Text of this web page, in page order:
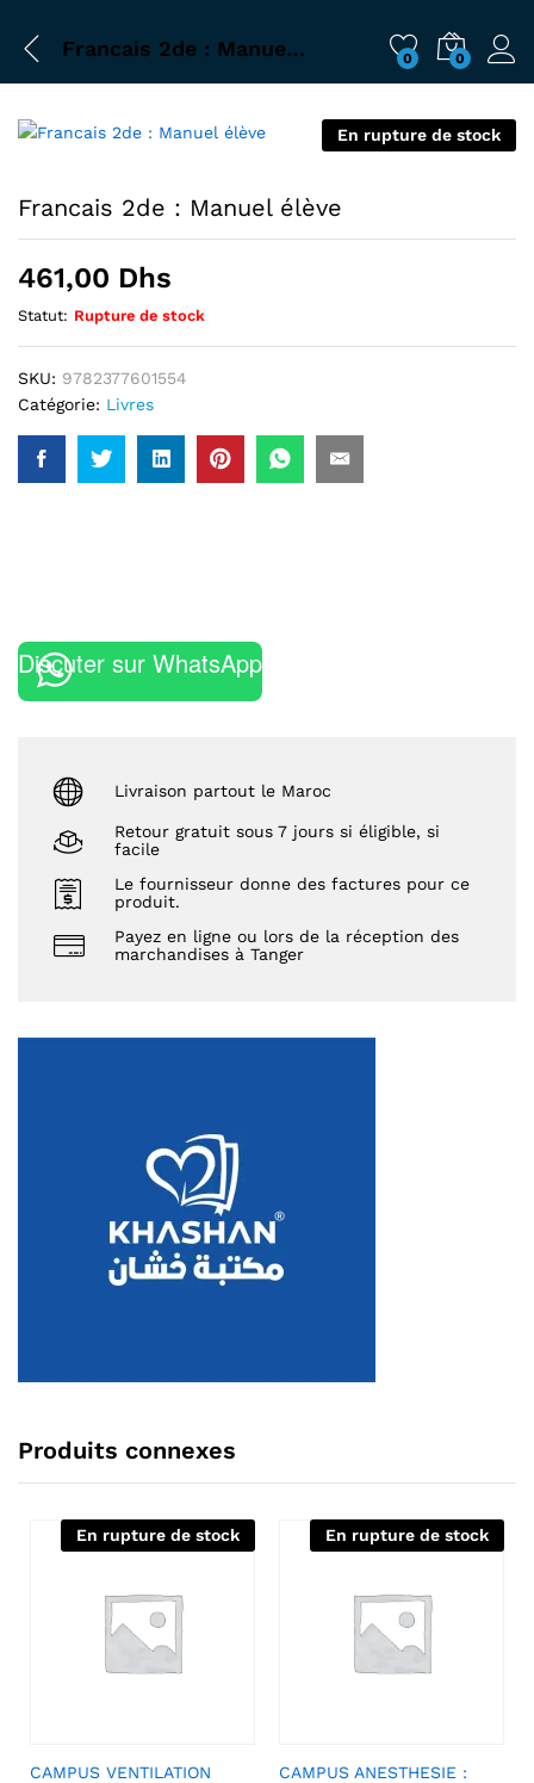
Francais 2de : Manuel élève 0 0
En rupture de stock
Francais 2de : Manuel élève
461,00 Dhs
Statut: Rupture de stock
SKU: 9782377601554
Catégorie: Livres
Discuter sur WhatsApp
Livraison partout le Maroc
Retour gratuit sous 7 jours si éligible, si
facile
Le fournisseur donne des factures pour ce
produit.
Payez en ligne ou lors de la réception des
marchandises à Tanger
Produits connexes
En rupture de stock
CAMPUS VENTILATION
En rupture de stock
CAMPUS ANESTHESIE :